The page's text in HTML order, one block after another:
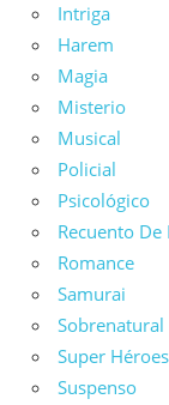
Intriga
Harem
Magia
Misterio
Musical
Policial
Psicológico
Recuento De
Romance
Samurai
Sobrenatural
Super Héroes
Suspenso